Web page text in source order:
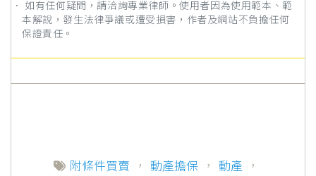
． 如有任何疑問，請洽詢專業律師。使用者因為使用範本、範
本解說，發生法律爭議或遭受損害，作者及網站不負擔任何
保證責任。
附條件買賣 ， 動產擔保 ， 動產 ，